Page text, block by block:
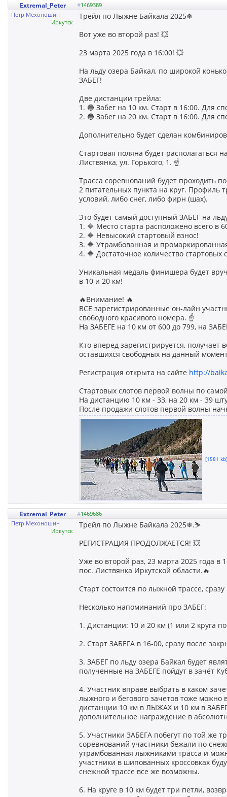
Extremal_Peter #1469389
Петр Мехоношин
Иркутск
Трейл по Лыжне Байкала 2025❄
Вот уже во второй раз! 💥
23 марта 2025 года в 16:00! 💥
На льду озера Байкал, по широкой
ЗАБЕГ!
Две дистанции трейла:
1. 🔵 Забег на 10 км. Старт в 16:00. Для
2. 🔵 Забег на 20 км. Старт в 16:00. Для
Дополнительно будет сделан
Стартовая поляна будет располагаться
Листвянка, ул. Горького, 1. ☝️
Трасса соревнований будет проходить
2 питательных пункта на круг. Профиль
условий, либо снег, либо фирн (шах).
Это будет самый доступный ЗАБЕГ на
1. 🔶 Место старта расположено всего в
2. 🔶 Невысокий стартовый взнос!
3. 🔶 Утрамбованная и
4. 🔶 Достаточное количество стартовых
Уникальная медаль финишера будет
в 10 и 20 км!
🔥Внимание! 🔥
ВСЕ зарегистрированные он-лайн
свободного красивого номера. ☝️
На ЗАБЕГЕ на 10 км от 600 до 799, на
Кто вперед зарегистрируется,
оставшихся свободных на данный
Регистрация открыта на сайте http://
Стартовых слотов первой волны по
На дистанцию 10 км - 33, на 20 км - 39
После продажи слотов первой волны
[1581
Extremal_Peter #1469686
Петр Мехоношин
Иркутск
Трейл по Лыжне Байкала 2025❄.⛷
РЕГИСТРАЦИЯ ПРОДОЛЖАЕТСЯ! 💥
Уже во второй раз, 23 марта 2025 года в
пос. Листвянка Иркутской области.🔥
Старт состоится по лыжной трассе,
Несколько напоминаний про ЗАБЕГ:
1. Дистанции: 10 и 20 км (1 или 2 круга
2. Старт ЗАБЕГА в 16-00, сразу после
3. ЗАБЕГ по льду озера Байкал будет
полученные на ЗАБЕГЕ пойдут в зачёт
4. Участник вправе выбрать в каком
лыжного и бегового зачетов тоже
дистанции 10 км в ЛЫЖАХ и 10 км в
дополнительное награждение в
5. Участники ЗАБЕГА побегут по той же
соревнований участники бежали по
утрамбованная лыжниками трасса и
участники в шипованных кроссовках
снежной трассе все же возможны.
6. На круге в 10 км будет три петли,